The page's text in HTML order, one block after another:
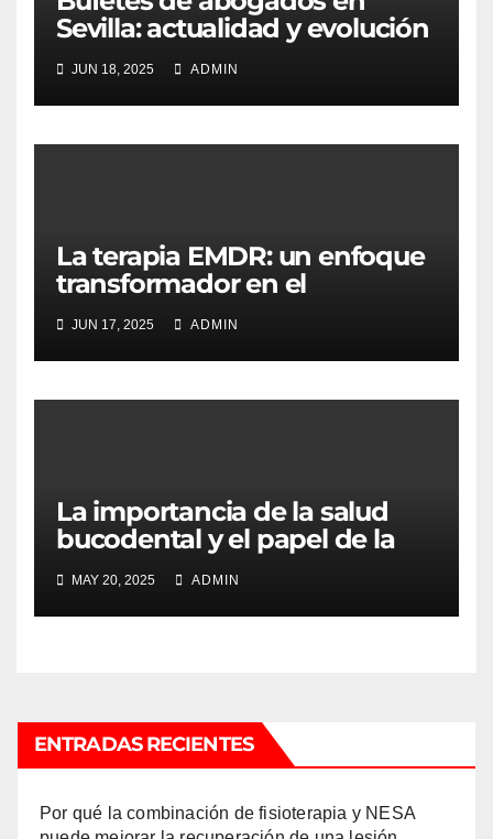
Sevilla: actualidad y evolución
del ejercicio legal
JUN 18, 2025 ADMIN
La terapia EMDR: un enfoque
transformador en el
tratamiento psicológico
JUN 17, 2025 ADMIN
La importancia de la salud
bucodental y el papel de la
clínica dental en la
prevención
MAY 20, 2025 ADMIN
ENTRADAS RECIENTES
Por qué la combinación de fisioterapia y NESA